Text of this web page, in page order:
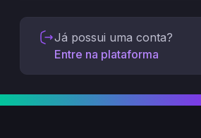
Já possui uma conta?
Entre na plataforma